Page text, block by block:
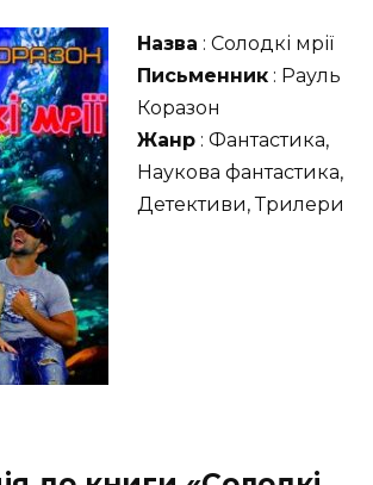
Назва : Солодкі мрії
Письменник : Рауль
Коразон
Жанр : Фантастика,
Наукова фантастика,
Детективи, Трилери